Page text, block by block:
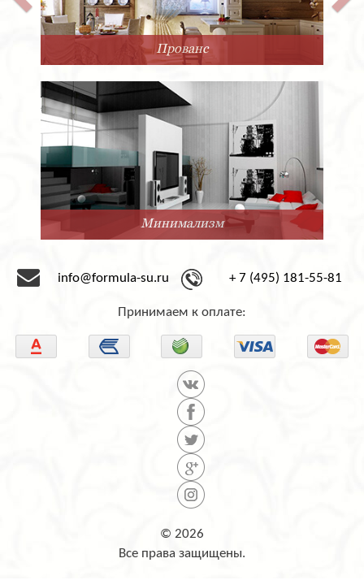
Прованс
Минимализм
info@formula-su.ru + 7 (495) 181-55-81
Принимаем к оплате:
© 2026
Все права защищены.